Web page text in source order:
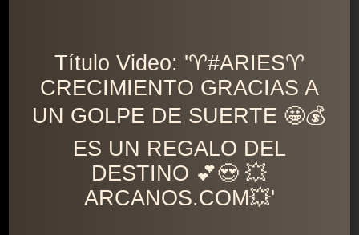
Título Video: '♈️#ARIES♈️
CRECIMIENTO GRACIAS A
UN GOLPE DE SUERTE 🤩💰
ES UN REGALO DEL
DESTINO 💕😍 💥
ARCANOS.COM💥'